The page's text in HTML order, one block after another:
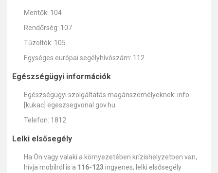
Mentők: 104
Rendőrség: 107
Tűzoltók: 105
Egységes európai segélyhívószám: 112
Egészségügyi információk
Egészségügyi szolgáltatás magánszemélyeknek: info
[kukac] egeszsegvonal.gov.hu
Telefon: 1812
Lelki elsősegély
Ha Ön vagy valaki a környezetében krízishelyzetben van,
hívja mobilról is a 116-123 ingyenes, lelki elsősegély